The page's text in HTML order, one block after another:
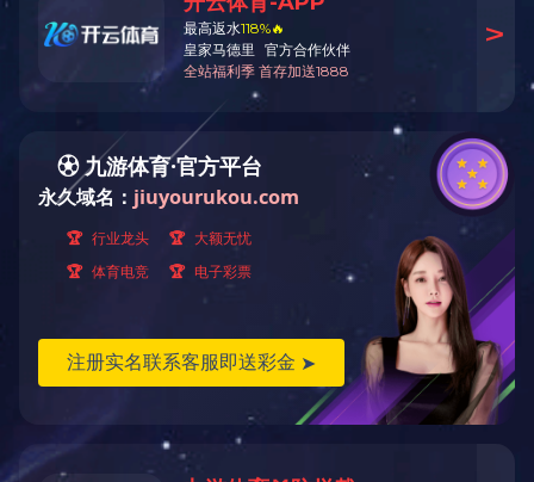
详细介绍
相关推荐